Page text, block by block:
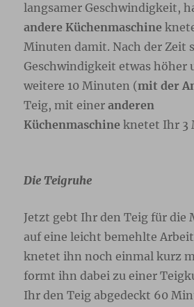
langsamer Geschwindigkeit,
andere Küchenmaschine
Minuten damit. Nach der Zeit
Geschwindigkeit etwas höher
weitere 10 Minuten (mit der
Teig, mit eineranderen
Küchenmaschineknetet Ihr 3
Die Teigruhe
Jetzt gebt Ihr den Teig für die
auf eine leicht bemehlte
knetet ihn noch einmal kurz
formt ihn dabei zu einer
Ihr den Teig abgedeckt 60